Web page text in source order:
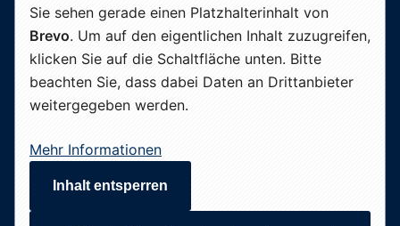
Sie sehen gerade einen Platzhalterinhalt von
Brevo. Um auf den eigentlichen Inhalt zuzugreifen,
klicken Sie auf die Schaltfläche unten. Bitte
beachten Sie, dass dabei Daten an Drittanbieter
weitergegeben werden.
Mehr Informationen
Inhalt entsperren